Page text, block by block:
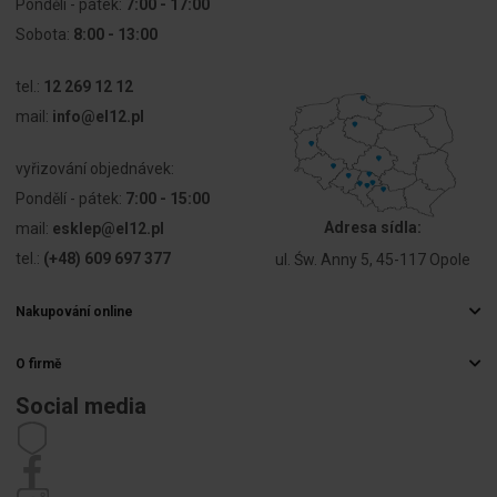
Pondělí - pátek: 7:00 - 17:00
Sobota: 8:00 - 13:00
tel.: 12 269 12 12
mail: info@el12.pl
vyřizování objednávek:
Pondělí - pátek: 7:00 - 15:00
mail: esklep@el12.pl
tel.: (+48) 609 697 377
Adresa sídla:
ul. Św. Anny 5, 45-117 Opole
Nakupování online
Způsoby doručení
Platby
O firmě
Kariéra
Social media